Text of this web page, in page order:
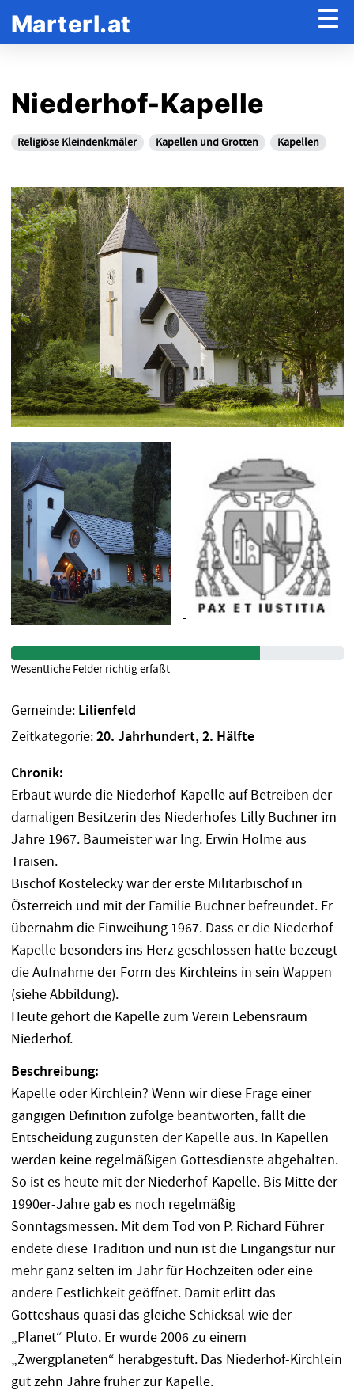
Marterl.at
Niederhof-Kapelle
Religiöse Kleindenkmäler Kapellen und Grotten Kapellen
Gemeinde: Lilienfeld
Zeitkategorie:20. Jahrhundert, 2. Hälfte
Chronik:
Erbaut wurde die Niederhof-Kapelle auf Betreiben der
damaligen Besitzerin des Niederhofes Lilly Buchner im
Jahre 1967. Baumeister war Ing. Erwin Holme aus
Traisen.
Bischof Kostelecky war der erste Militärbischof in
Österreich und mit der Familie Buchner befreundet. Er
übernahm die Einweihung 1967. Dass er die Niederhof-
Kapelle besonders ins Herz geschlossen hatte bezeugt
die Aufnahme der Form des Kirchleins in sein Wappen
(siehe Abbildung).
Heute gehört die Kapelle zum Verein Lebensraum
Niederhof.
Beschreibung:
Kapelle oder Kirchlein? Wenn wir diese Frage einer
gängigen Definition zufolge beantworten, fällt die
Entscheidung zugunsten der Kapelle aus. In Kapellen
werden keine regelmäßigen Gottesdienste abgehalten.
So ist es heute mit der Niederhof-Kapelle. Bis Mitte der
1990er-Jahre gab es noch regelmäßig
Sonntagsmessen. Mit dem Tod von P. Richard Führer
endete diese Tradition und nun ist die Eingangstür nur
mehr ganz selten im Jahr für Hochzeiten oder eine
andere Festlichkeit geöffnet. Damit erlitt das
Gotteshaus quasi das gleiche Schicksal wie der
„Planet“ Pluto. Er wurde 2006 zu einem
„Zwergplaneten“ herabgestuft. Das Niederhof-Kirchlein
gut zehn Jahre früher zur Kapelle.
Wesentliche Felder richtig erfaßt